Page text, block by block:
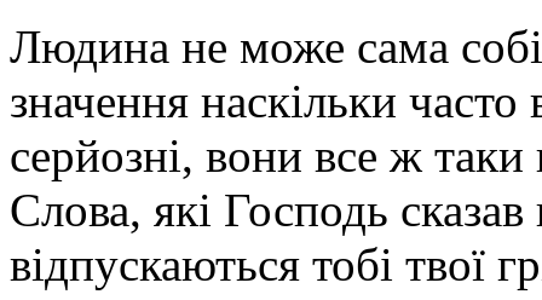
Людина не може сама
значення наскільки
серйозні, вони все ж таки
Слова, які Господь
відпускаються тобі твої